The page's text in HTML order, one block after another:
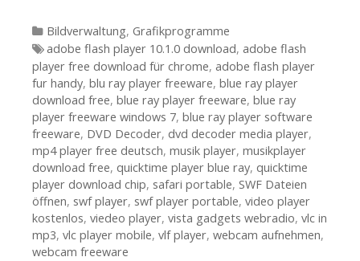
Kategorien
Bildverwaltung, Grafikprogramme
Tags
adobe flash player 10.1.0 download, adobe flash
player free download für chrome, adobe flash player
fur handy, blu ray player freeware, blue ray player
download free, blue ray player freeware, blue ray
player freeware windows 7, blue ray player software
freeware, DVD Decoder, dvd decoder media player,
mp4 player free deutsch, musik player, musikplayer
download free, quicktime player blue ray, quicktime
player download chip, safari portable, SWF Dateien
öffnen, swf player, swf player portable, video player
kostenlos, viedeo player, vista gadgets webradio, vlc in
mp3, vlc player mobile, vlf player, webcam aufnehmen,
webcam freeware